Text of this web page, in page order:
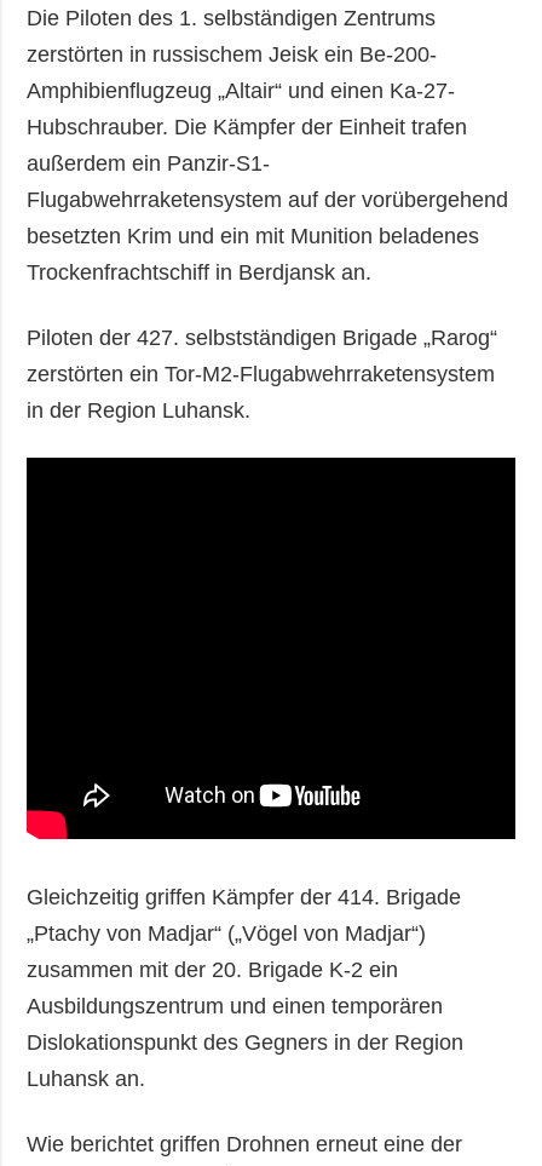
Die Piloten des 1. selbständigen Zentrums
zerstörten in russischem Jeisk ein Be-200-
Amphibienflugzeug „Altair“ und einen Ka-27-
Hubschrauber. Die Kämpfer der Einheit trafen
außerdem ein Panzir-S1-
Flugabwehrraketensystem auf der vorübergehend
besetzten Krim und ein mit Munition beladenes
Trockenfrachtschiff in Berdjansk an.
Piloten der 427. selbstständigen Brigade „Rarog“
zerstörten ein Tor-M2-Flugabwehrraketensystem
in der Region Luhansk.
Gleichzeitig griffen Kämpfer der 414. Brigade
„Ptachy von Madjar“ („Vögel von Madjar“)
zusammen mit der 20. Brigade K-2 ein
Ausbildungszentrum und einen temporären
Dislokationspunkt des Gegners in der Region
Luhansk an.
Wie berichtet griffen Drohnen erneut eine der